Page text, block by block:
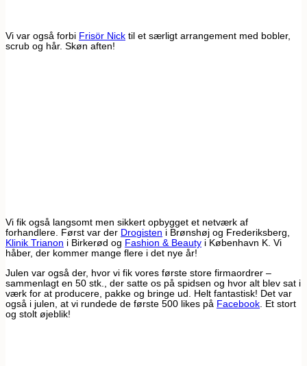
Vi var også forbi Frisör Nick til et særligt arrangement med bobler,
scrub og hår. Skøn aften!
Vi fik også langsomt men sikkert opbygget et netværk af
forhandlere. Først var der Drogisten i Brønshøj og Frederiksberg,
Klinik Trianon i Birkerød og Fashion & Beauty i København K. Vi
håber, der kommer mange flere i det nye år!
Julen var også der, hvor vi fik vores første store firmaordrer –
sammenlagt en 50 stk., der satte os på spidsen og hvor alt blev sat i
værk for at producere, pakke og bringe ud. Helt fantastisk! Det var
også i julen, at vi rundede de første 500 likes på Facebook. Et stort
og stolt øjeblik!